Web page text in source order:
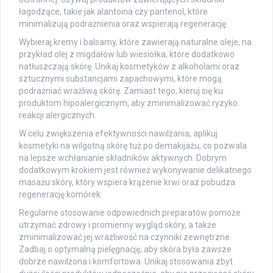
łagodzące, takie jak alantoina czy pantenol, które
minimalizują podrażnienia oraz wspierają regenerację.
Wybieraj kremy i balsamy, które zawierają naturalne oleje, na
przykład olej z migdałów lub wiesiołka, które dodatkowo
natłuszczają skórę. Unikaj kosmetyków z alkoholami oraz
sztucznymi substancjami zapachowymi, które mogą
podrażniać wrażliwą skórę. Zamiast tego, kieruj się ku
produktom hipoalergicznym, aby zminimalizować ryzyko
reakcji alergicznych.
W celu zwiększenia efektywności nawilżania, aplikuj
kosmetyki na wilgotną skórę tuż po demakijażu, co pozwala
na lepsze wchłanianie składników aktywnych. Dobrym
dodatkowym krokiem jest również wykonywanie delikatnego
masażu skóry, który wspiera krążenie krwi oraz pobudza
regenerację komórek.
Regularne stosowanie odpowiednich preparatów pomoże
utrzymać zdrowy i promienny wygląd skóry, a także
zminimalizować jej wrażliwość na czynniki zewnętrzne.
Zadbaj o optymalną pielęgnację, aby skóra była zawsze
dobrze nawilżona i komfortowa. Unikaj stosowania zbyt